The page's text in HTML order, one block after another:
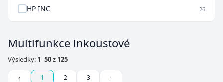
HP INC 26
Multifunkce inkoustové
Výsledky: 1–50z 125
‹ 1 2 3 ›